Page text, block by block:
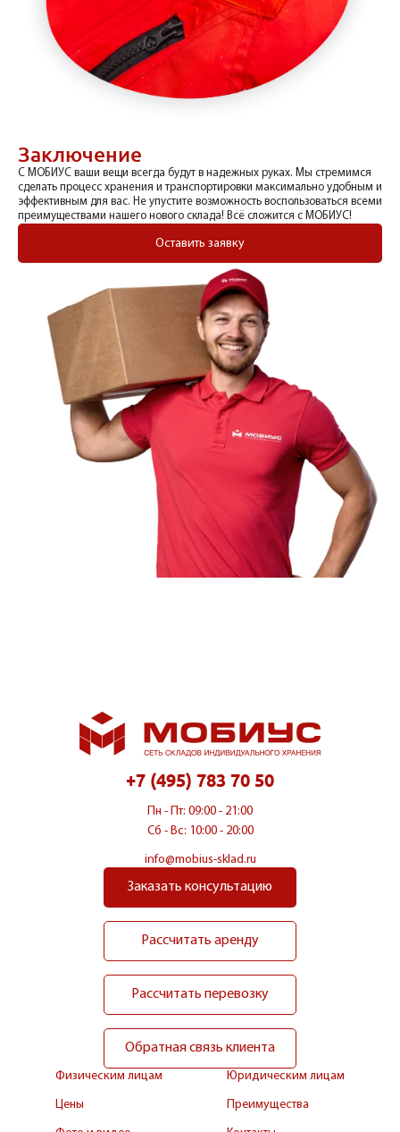
Заключение
С МОБИУС ваши вещи всегда будут в надежных руках. Мы стремимся
сделать процесс хранения и транспортировки максимально удобным и
эффективным для вас. Не упустите возможность воспользоваться всеми
преимуществами нашего нового склада! Всё сложится с МОБИУС!
Оставить заявку
+7 (495) 783 70 50
Пн - Пт: 09:00 - 21:00
Сб - Вс: 10:00 - 20:00
info@mobius-sklad.ru
Физическим лицам Юридическим лицам
Цены Преимущества
Заказать консультацию
Рассчитать аренду
Рассчитать перевозку
Обратная связь клиента